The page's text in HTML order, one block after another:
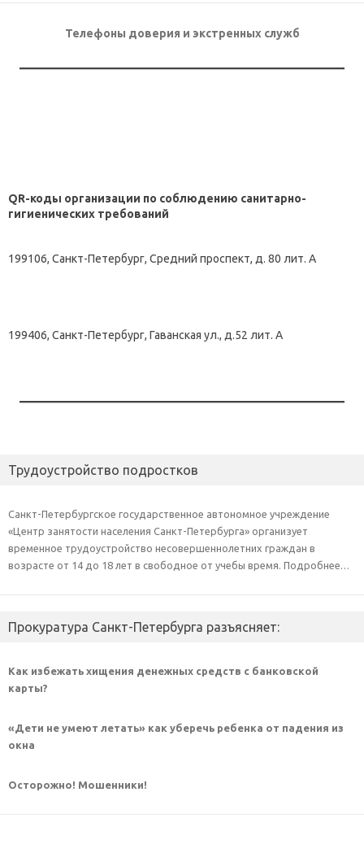
Телефоны доверия и экстренных служб
QR-коды организации по соблюдению санитарно-
гигиенических требований
199106, Санкт-Петербург, Средний проспект, д. 80 лит. А
199406, Санкт-Петербург, Гаванская ул., д.52 лит. А
Трудоустройство подростков
Санкт-Петербургское государственное автономное учреждение
«Центр занятости населения Санкт-Петербурга» организует
временное трудоустройство несовершеннолетних граждан в
возрасте от 14 до 18 лет в свободное от учебы время. Подробнее…
Прокуратура Санкт-Петербурга разъясняет:
Как избежать хищения денежных средств с банковской
карты?
«Дети не умеют летать» как уберечь ребенка от падения из
окна
Осторожно! Мошенники!